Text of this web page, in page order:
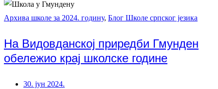
Архива школе за 2024. годину, Блог Школе српског језика
На Видовданској приредби Гмунден
обележио крај школске године
30. јун 2024.